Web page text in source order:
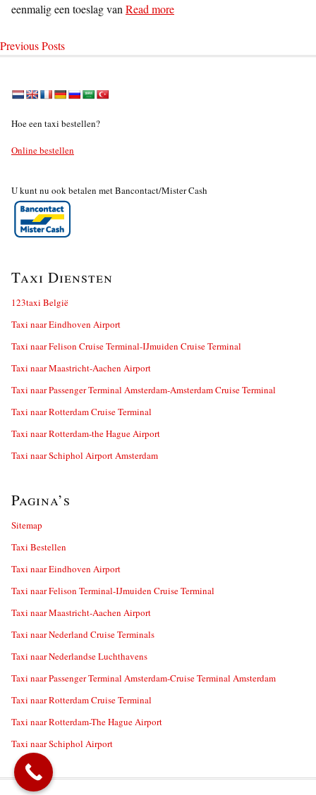
eenmalig een toeslag van Read more
Previous Posts
Hoe een taxi bestellen?
Online bestellen
U kunt nu ook betalen met Bancontact/Mister Cash
Taxi Diensten
123taxi België
Taxi naar Eindhoven Airport
Taxi naar Felison Cruise Terminal-IJmuiden Cruise Terminal
Taxi naar Maastricht-Aachen Airport
Taxi naar Passenger Terminal Amsterdam-Amsterdam Cruise Terminal
Taxi naar Rotterdam Cruise Terminal
Taxi naar Rotterdam-the Hague Airport
Taxi naar Schiphol Airport Amsterdam
Pagina’s
Sitemap
Taxi Bestellen
Taxi naar Eindhoven Airport
Taxi naar Felison Terminal-IJmuiden Cruise Terminal
Taxi naar Maastricht-Aachen Airport
Taxi naar Nederland Cruise Terminals
Taxi naar Nederlandse Luchthavens
Taxi naar Passenger Terminal Amsterdam-Cruise Terminal Amsterdam
Taxi naar Rotterdam Cruise Terminal
Taxi naar Rotterdam-The Hague Airport
Taxi naar Schiphol Airport